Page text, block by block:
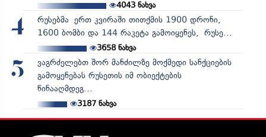
4043ნახვა
4
რუსებმა ერთ კვირაში თითქმის 1900 დრონი,
1600 ბომბი და 144 რაკეტა გამოიყენეს, რუსე...
3658ნახვა
5
ვაგრძელებთ შორ მანძილზე მოქმედი სანქციების
გამოყენებას რუსეთის იმ ობიექტების
წინააღმდეგ...
3187ნახვა